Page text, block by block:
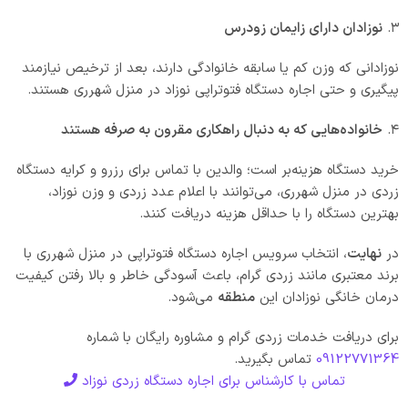
۳. نوزادان دارای زایمان زودرس
نوزادانی که وزن کم یا سابقه خانوادگی دارند، بعد از ترخیص نیازمند
پیگیری و حتی اجاره دستگاه فتوتراپی نوزاد در منزل شهرری هستند.
۴. خانواده‌هایی که به دنبال راهکاری مقرون به صرفه هستند
خرید دستگاه هزینه‌بر است؛ والدین با تماس برای رزرو و کرایه دستگاه
زردی در منزل شهرری، می‌توانند با اعلام عدد زردی و وزن نوزاد،
بهترین دستگاه را با حداقل هزینه دریافت کنند.
در نهایت، انتخاب سرویس اجاره دستگاه فتوتراپی در منزل شهرری با
برند معتبری مانند زردی گرام، باعث آسودگی خاطر و بالا رفتن کیفیت
درمان خانگی نوزادان این منطقه می‌شود.
برای دریافت خدمات زردی گرام و مشاوره رایگان با شماره
09122771364 تماس بگیرید.
تماس با کارشناس برای اجاره دستگاه زردی نوزاد